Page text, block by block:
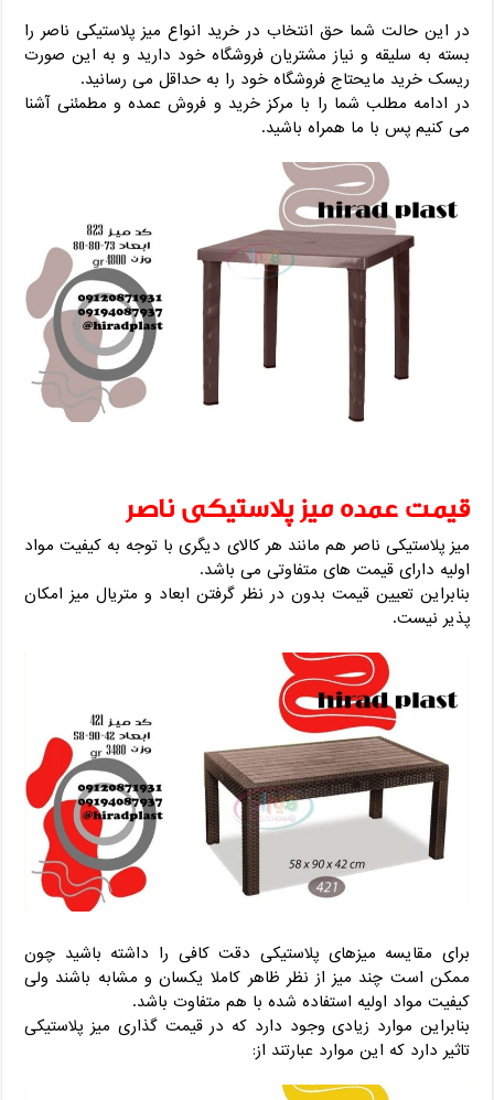
در این حالت شما حق انتخاب در خرید انواع میز پلاستیکی ناصر را
بسته به سلیقه و نیاز مشتریان فروشگاه خود دارید و به این صورت
ریسک خرید مایحتاج فروشگاه خود را به حداقل می رسانید.
در ادامه مطلب شما را با مرکز خرید و فروش عمده و مطمئنی آشنا
می کنیم پس با ما همراه باشید.
قیمت عمده میز پلاستیکی ناصر
میز پلاستیکی ناصر هم مانند هر کالای دیگری با توجه به کیفیت مواد
اولیه دارای قیمت های متفاوتی می باشد.
بنابراین تعیین قیمت بدون در نظر گرفتن ابعاد و متریال میز امکان
پذیر نیست.
برای مقایسه میزهای پلاستیکی دقت کافی را داشته باشید چون
ممکن است چند میز از نظر ظاهر کاملا یکسان و مشابه باشند ولی
کیفیت مواد اولیه استفاده شده با هم متفاوت باشد.
بنابراین موارد زیادی وجود دارد که در قیمت گذاری میز پلاستیکی
تاثیر دارد که این موارد عبارتند از: